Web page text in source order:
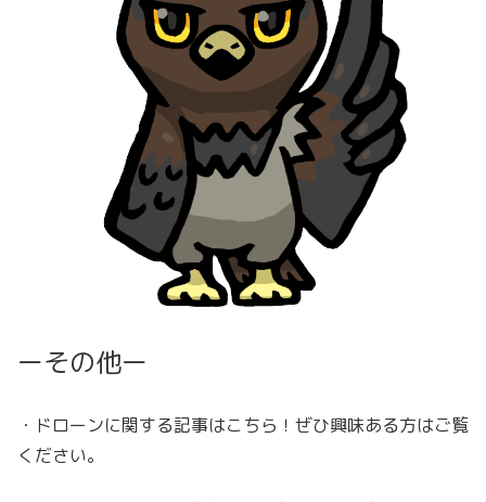
ーその他ー
・ドローンに関する記事はこちら！ぜひ興味ある方はご覧
ください。